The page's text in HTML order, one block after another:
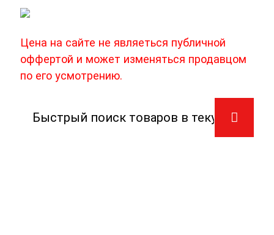
Цена на сайте не являеться публичной
оффертой и может изменяться продавцом
по его усмотрению.